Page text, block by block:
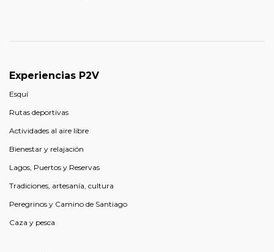
Experiencias P2V
Esquí
Rutas deportivas
Actividades al aire libre
Bienestar y relajación
Lagos, Puertos y Reservas
Tradiciones, artesanía, cultura
Peregrinos y Camino de Santiago
Caza y pesca